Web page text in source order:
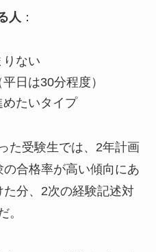
人 ：
りない
日は30分程度）
たいタイプ
た受験生では、2年計画
合格率が高い傾向にあ
分、2次の経験記述対
。